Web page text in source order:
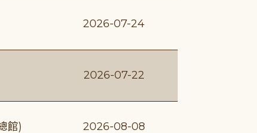
2026-07-24
2026-07-22
館) 2026-08-08